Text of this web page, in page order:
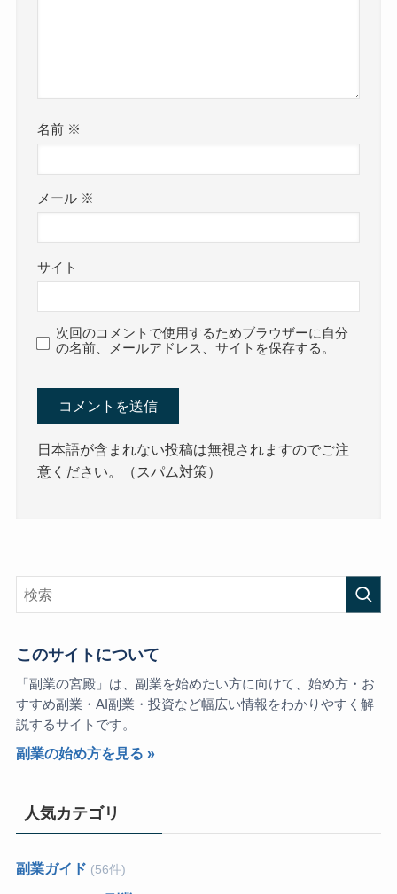
名前 ※
メール ※
サイト
次回のコメントで使用するためブラウザーに自分
の名前、メールアドレス、サイトを保存する。
日本語が含まれない投稿は無視されますのでご注
意ください。（スパム対策）
このサイトについて
「副業の宮殿」は、副業を始めたい方に向けて、始め方・お
すすめ副業・AI副業・投資など幅広い情報をわかりやすく解
説するサイトです。
副業の始め方を見る »
人気カテゴリ
副業ガイド (56件)